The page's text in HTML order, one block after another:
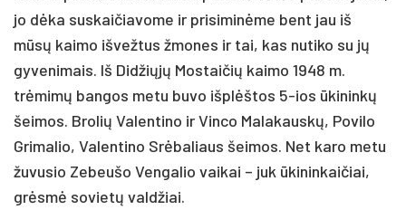
jo dėka su­skai­čia­vo­me ir pri­si­minė­me bent jau iš
mūsų kai­mo iš­vež­tus žmo­nes ir tai, kas nu­ti­ko su jų
gy­ve­ni­mais. Iš Did­žiųjų Mos­tai­čių kai­mo 1948 m.
trėmimų ban­gos me­tu bu­vo išplėš­tos 5-ios ūki­ninkų
šei­mos. Bro­lių Va­len­ti­no ir Vin­co Ma­la­kauskų, Po­vi­lo
Gri­ma­lio, Va­len­ti­no Srėba­liaus šei­mos. Net ka­ro me­tu
žu­vu­sio Ze­beu­šo Ven­ga­lio vai­kai – juk ūki­nin­kai­čiai,
grėsmė so­vietų vald­žiai.